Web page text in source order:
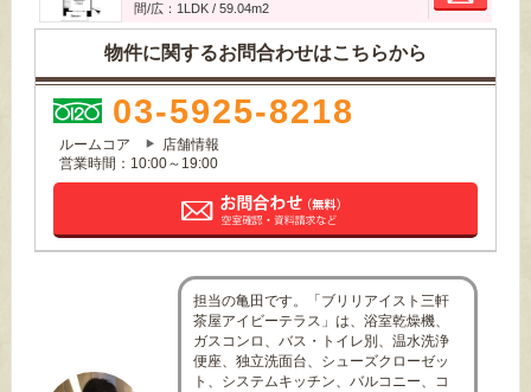
間/広：1LDK / 59.04m2
物件に関するお問合わせはこちらから
03-5925-8218
ルームコア
店舗情報
営業時間：10:00～19:00
担当の亀田です。「ブリリアイスト三軒
茶屋アイビーテラス」は、浴室乾燥機、
ガスコンロ、バス・トイレ別、温水洗浄
便座、独立洗面台、シューズクローゼッ
ト、システムキッチン、バルコニー、コ